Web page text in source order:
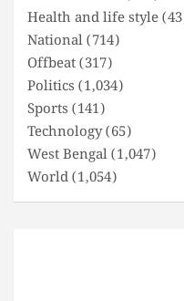
Health and life style
National(714)
Offbeat(317)
Politics (1,034)
Sports (141)
Technology(65)
West Bengal(1,047)
World(1,054)